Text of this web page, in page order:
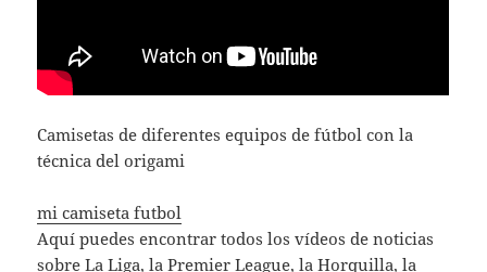
Camisetas de diferentes equipos de fútbol con la
técnica del origami
mi camiseta futbol
Aquí puedes encontrar todos los vídeos de noticias
sobre La Liga, la Premier League, la Horquilla, la